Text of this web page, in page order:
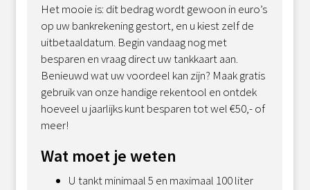
Het mooie is: dit bedrag wordt gewoon in euro’s
op uw bankrekening gestort, en u kiest zelf de
uitbetaaldatum. Begin vandaag nog met
besparen en vraag direct uw tankkaart aan.
Benieuwd wat uw voordeel kan zijn? Maak gratis
gebruik van onze handige rekentool en ontdek
hoeveel u jaarlijks kunt besparen tot wel €50,- of
meer!
Wat moet je weten
U tankt minimaal 5 en maximaal 100 liter